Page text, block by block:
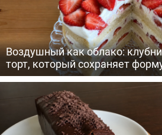
Воздушный как облако:
торт, который сохраняет